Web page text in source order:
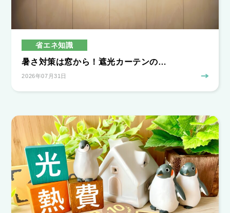
省エネ知識
暑さ対策は窓から！遮光カーテンの…
2026年07月31日